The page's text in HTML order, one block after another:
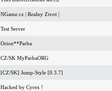
NGame.cz | Realny Zivot |
Test Server
Orion**Parba
CZ/SK MyParbaORG
[CZ/SK] Jump-Style [0.3.7]
Hacked by Cyrex !